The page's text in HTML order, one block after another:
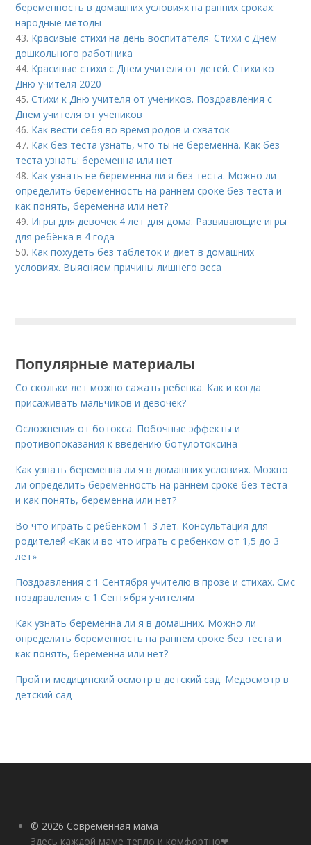
беременность в домашних условиях на ранних сроках:
народные методы
43. Красивые стихи на день воспитателя. Стихи с Днем
дошкольного работника
44. Красивые стихи с Днем учителя от детей. Стихи ко
Дню учителя 2020
45.Стихи к Дню учителя от учеников. Поздравления с
Днем учителя от учеников
46. Как вести себя во время родов и схваток
47. Как без теста узнать, что ты не беременна. Как без
теста узнать: беременна или нет
48. Как узнать не беременна ли я без теста. Можно ли
определить беременность на раннем сроке без теста и
как понять, беременна или нет?
49. Игры для девочек 4 лет для дома. Развивающие игры
для ребёнка в 4 года
50. Как похудеть без таблеток и диет в домашних
условиях. Выясняем причины лишнего веса
Популярные материалы
Со скольки лет можно сажать ребенка. Как и когда
присаживать мальчиков и девочек?
Осложнения от ботокса. Побочные эффекты и
противопоказания к введению ботулотоксина
Как узнать беременна ли я в домашних условиях. Можно
ли определить беременность на раннем сроке без теста
и как понять, беременна или нет?
Во что играть с ребенком 1-3 лет. Консультация для
родителей «Как и во что играть с ребенком от 1,5 до 3
лет»
Поздравления с 1 Сентября учителю в прозе и стихах. Смс
поздравления с 1 Сентября учителям
Как узнать беременна ли я в домашних. Можно ли
определить беременность на раннем сроке без теста и
как понять, беременна или нет?
Пройти медицинский осмотр в детский сад. Медосмотр в
детский сад
© 2026 Современная мама
Здесь каждой маме тепло и комфортно❤